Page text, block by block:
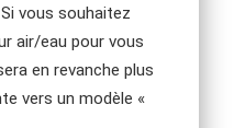
vous souhaitez
air/eau pour vous
en revanche plus
vers un modèle «